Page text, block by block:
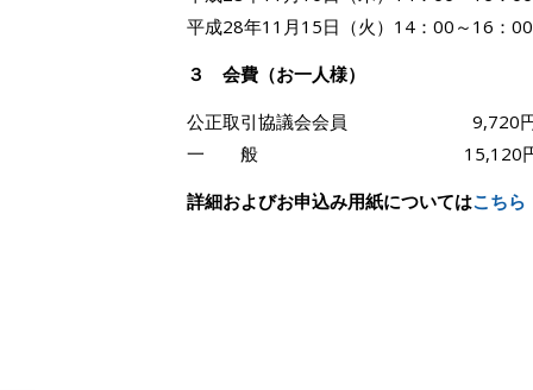
平成28年11月15日（火）14：00～16：00
３ 会費（お一人様）
公正取引協議会会員 9,720円（テ
一 般 15,120円
詳細およびお申込み用紙についてはこちら